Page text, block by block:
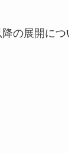
降の展開に